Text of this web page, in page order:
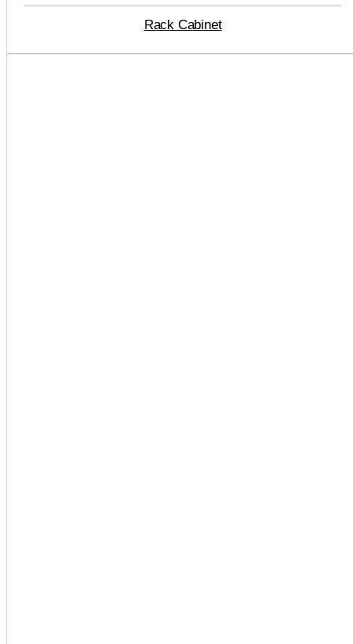
Rack Cabinet